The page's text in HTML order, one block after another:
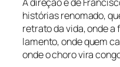
histórias renomado,
retrato da vida, onde
lamento, onde quem
onde o choro vira